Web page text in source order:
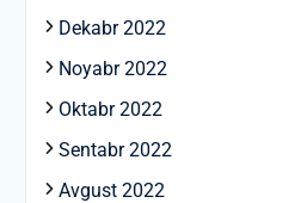
Dekabr 2022
Noyabr 2022
Oktabr 2022
Sentabr 2022
Avgust 2022